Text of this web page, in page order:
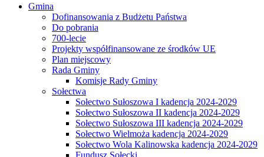
Gmina
Dofinansowania z Budżetu Państwa
Do pobrania
700-lecie
Projekty współfinansowane ze środków UE
Plan miejscowy
Rada Gminy
Komisje Rady Gminy
Sołectwa
Sołectwo Sułoszowa I kadencja 2024-2029
Sołectwo Sułoszowa II kadencja 2024-2029
Sołectwo Sułoszowa III kadencja 2024-2029
Sołectwo Wielmoża kadencja 2024-2029
Sołectwo Wola Kalinowska kadencja 2024-2029
Fundusz Sołecki